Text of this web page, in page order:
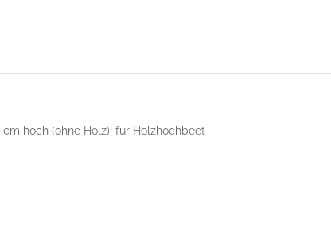
hoch (ohne Holz), für Holzhochbeet